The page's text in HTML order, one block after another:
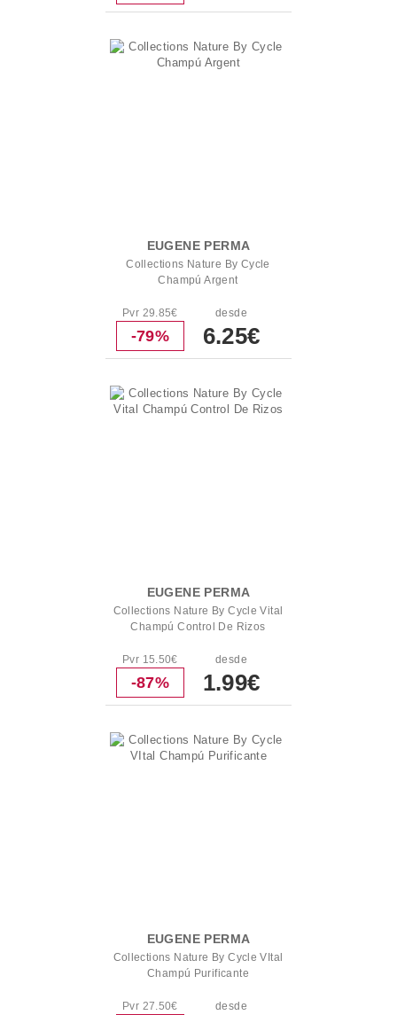
EUGENE PERMA
Collections Nature By Cycle
Champú Argent
Pvr 29.85€
-79%
desde
6.25€
EUGENE PERMA
Collections Nature By Cycle Vital
Champú Control De Rizos
Pvr 15.50€
-87%
desde
1.99€
EUGENE PERMA
Collections Nature By Cycle VItal
Champú Purificante
Pvr 27.50€ desde